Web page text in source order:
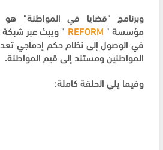
وبرنامج "قضايا في المواطنة" هو
مؤسسة " REFORM " ويبث عبر شبكة
في الوصول إلى نظام حكم إدماجي
المواطنين ومستند إلى قيم المواطنة.
وفيما يلي الحلقة كاملة: